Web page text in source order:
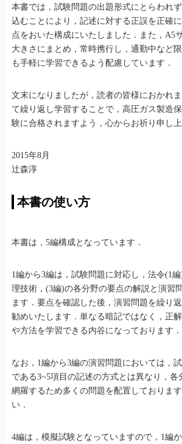
本書では，試験問題の出題形式にとらわれ
込むことにより，記述に対する正誤を正確
点をおいた構成にいたしました．また，A5
大きさにまとめ，常時携行し，通勤中など
も手軽に学習できるよう配慮しています．
文末になりましたが，読者の皆様におかれ
て繰り返し学習することで，高圧ガス製造
験に合格されますよう，心からお祈り申し上
2015年8月
辻森淳
本書の使い方
本書は，5編構成となっています．
1編から3編は，試験問題に対応し，法令(1
理技術，(3編)の各分野の要点の解説と演習
ます．要点を確認した後，演習問題を繰り
勧めいたします．単なる暗記ではなく，正
や方法を学習できる内谷になっております．
なお，1編から3編の演習問題においては，
である3~5項目の記述の方式とは異なり，各
網羅するため多くの問題を配置しておりま
い．
4編は，模擬試験となっていますので，1編